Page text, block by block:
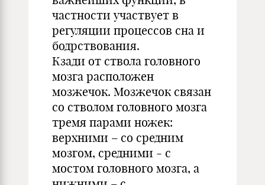
частности участвует в
регуляции процессов сна и
бодрствования.
Кзади от ствола головного
мозга расположен
мозжечок. Мозжечок связан
со стволом головного мозга
тремя парами ножек:
верхними – со средним
мозгом, средними - с
мостом головного мозга, а